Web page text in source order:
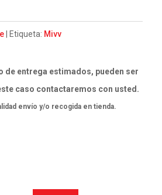
Etiqueta: Mivv
de entrega estimados, pueden ser
caso contactaremos con usted.
envío y/o recogida en tienda.